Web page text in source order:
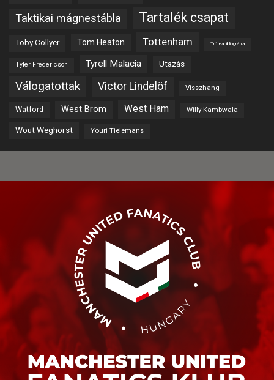
Taktikai mágnestábla Tartalék csapat
Toby Collyer Tom Heaton Tottenham Trófeabibliográfia
Tyler Fredericson Tyrell Malacia Utazás
Válogatottak Victor Lindelöf Visszhang
Watford West Brom West Ham Willy Kambwala
Wout Weghorst Youri Tielemans